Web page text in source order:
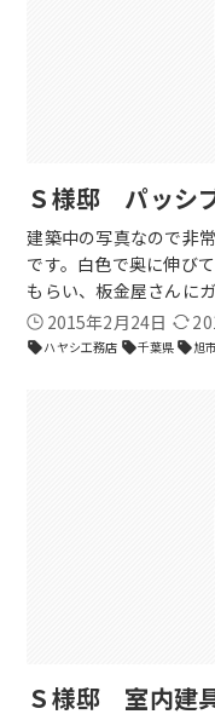
Ｓ様邸 パッシ
建築中の写真なので非
です。白色で奥に伸び
もらい、板金屋さんに
2015年2月24日
sellハヤシ工務店 sell千葉県 sell旭
Ｓ様邸 室内建